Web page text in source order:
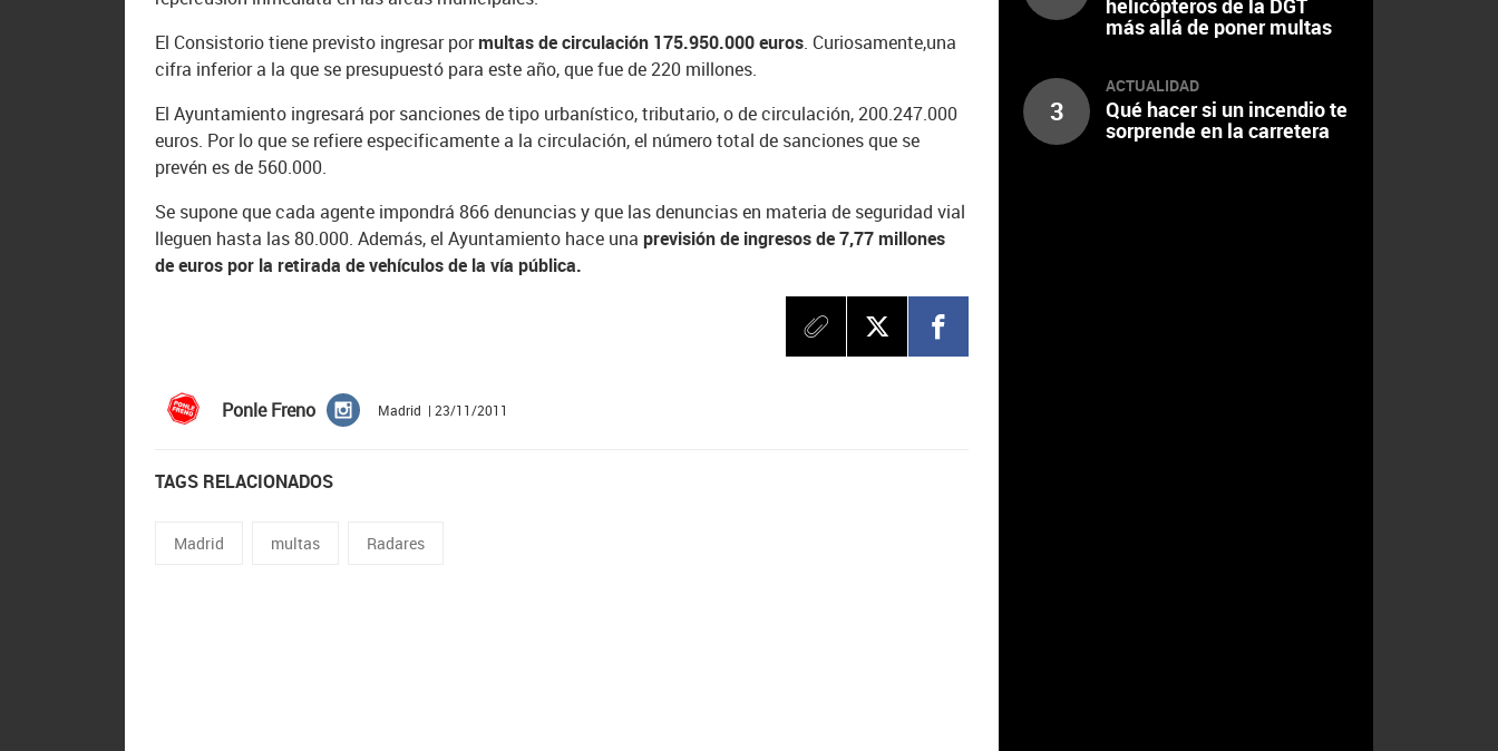
El Consistorio tiene previsto ingresar pormultas de circulación 175.950.000 euros. Curiosamente,una
cifra inferior a la que se presupuestó para este año, que fue de 220 millones.
El Ayuntamiento ingresará por sanciones de tipo urbanístico, tributario, o de circulación, 200.247.000
euros. Por lo que se refiere especificamente a la circulación, el número total de sanciones que se
prevén es de 560.000.
Se supone que cada agente impondrá 866 denuncias y que las denuncias en materia de seguridad vial
lleguen hasta las 80.000.Además, el Ayuntamiento hace unaprevisión de ingresos de 7,77 millones
de euros por la retirada de vehículos de la vía pública.
Ponle Freno Madrid | 23/11/2011
TAGS RELACIONADOS
Madrid multas Radares
más allá de poner multas
3
ACTUALIDAD
Qué hacer si un incendio te
sorprende en la carretera